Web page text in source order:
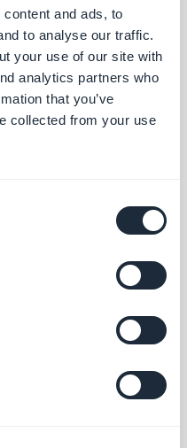
and ads, to
to analyse our traffic.
your use of our site with
analytics partners who
that you’ve
collected from your use
um aplicativo na Web
levar alguns
ou Google Play).
ou beacons.
recursos do PWA